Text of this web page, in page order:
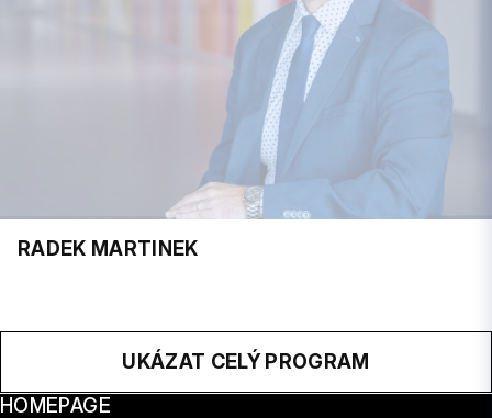
RADEK MARTINEK
UKÁZAT CELÝ PROGRAM
HOMEPAGE